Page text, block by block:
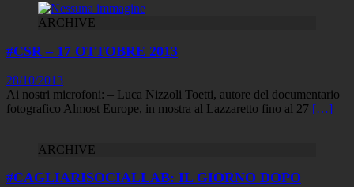
ARCHIVE
#CSR – 17 OTTOBRE 2013
28/10/2013
Ai nostri microfoni: – Luca Nizzoli Toetti, autore del documentario
fotografico Almost Europe, in mostra al Lazzaretto fino al 27 […]
ARCHIVE
#CAGLIARISOCIALLAB: IL GIORNO DOPO